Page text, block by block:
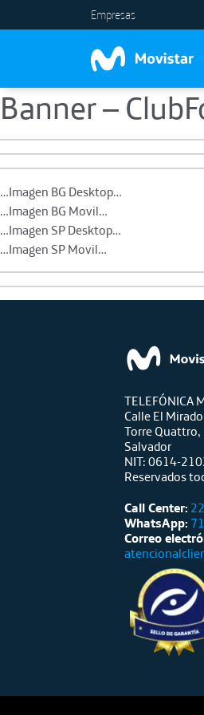
Skip to main content
Empresas
Banner –
…Imagen BG Desktop…
…Imagen BG Movil…
…Imagen SP Desktop…
…Imagen SP Movil…
TELEFÓNICA
Calle El
Torre Quattro,
Salvador
NIT: 0614-
Reservados
Call Center:
WhatsApp:
Correo